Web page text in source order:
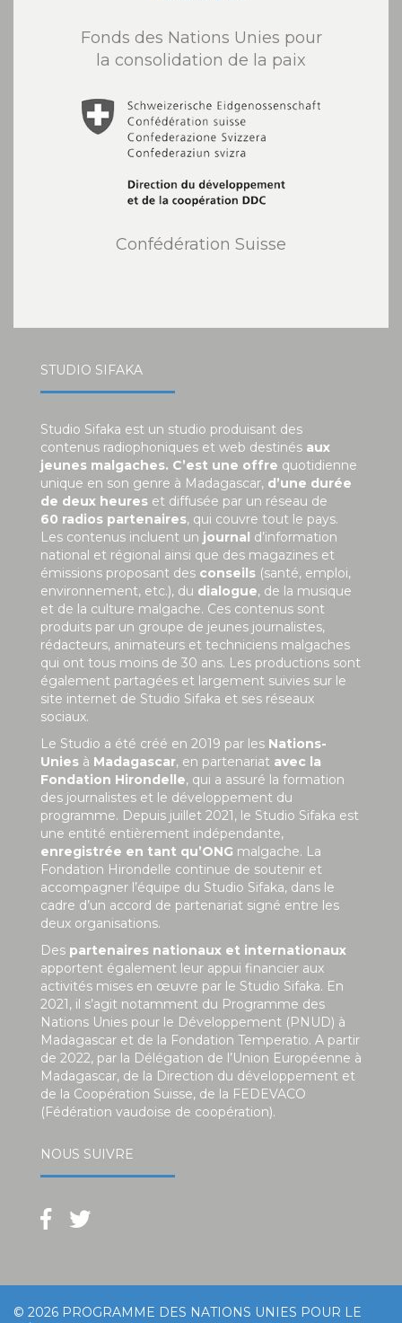
Fonds des Nations Unies pour
la consolidation de la paix
Confédération Suisse
STUDIO SIFAKA
Studio Sifaka est un studio produisant des
contenus radiophoniques et web destinés aux
jeunes malgaches. C’est une offre quotidienne
unique en son genre à Madagascar, d’une durée
de deux heures et diffusée par un réseau de
60 radios partenaires, qui couvre tout le pays.
Les contenus incluent un journal d’information
national et régional ainsi que des magazines et
émissions proposant des conseils (santé, emploi,
environnement, etc.), du dialogue, de la musique
et de la culture malgache. Ces contenus sont
produits par un groupe de jeunes journalistes,
rédacteurs, animateurs et techniciens malgaches
qui ont tous moins de 30 ans. Les productions sont
également partagées et largement suivies sur le
site internet de Studio Sifaka et ses réseaux
sociaux.
Le Studio a été créé en 2019 par les Nations-
Unies à Madagascar, en partenariat avec la
Fondation Hirondelle, qui a assuré la formation
des journalistes et le développement du
programme. Depuis juillet 2021, le Studio Sifaka est
une entité entièrement indépendante,
enregistrée en tant qu’ONG malgache. La
Fondation Hirondelle continue de soutenir et
accompagner l’équipe du Studio Sifaka, dans le
cadre d’un accord de partenariat signé entre les
deux organisations.
Des partenaires nationaux et internationaux
apportent également leur appui financier aux
activités mises en œuvre par le Studio Sifaka. En
2021, il s’agit notamment du Programme des
Nations Unies pour le Développement (PNUD) à
Madagascar et de la Fondation Temperatio. A partir
de 2022, par la Délégation de l’Union Européenne à
Madagascar, de la Direction du développement et
de la Coopération Suisse, de la FEDEVACO
(Fédération vaudoise de coopération).
NOUS SUIVRE
© 2026 PROGRAMME DES NATIONS UNIES POUR LE